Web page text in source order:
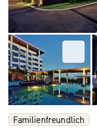
Familienfreundlich